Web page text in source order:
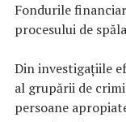
Fondurile
procesului de
Din investigațiile
al grupării de
persoane